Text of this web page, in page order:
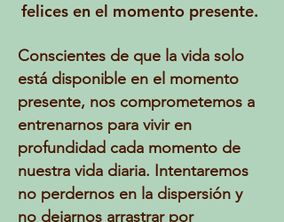
felices en el momento presente.
Conscientes de que la vida solo
está disponible en el momento
presente, nos comprometemos a
entrenarnos para vivir en
profundidad cada momento de
nuestra vida diaria. Intentaremos
no perdernos en la dispersión y
no dejarnos arrastrar por